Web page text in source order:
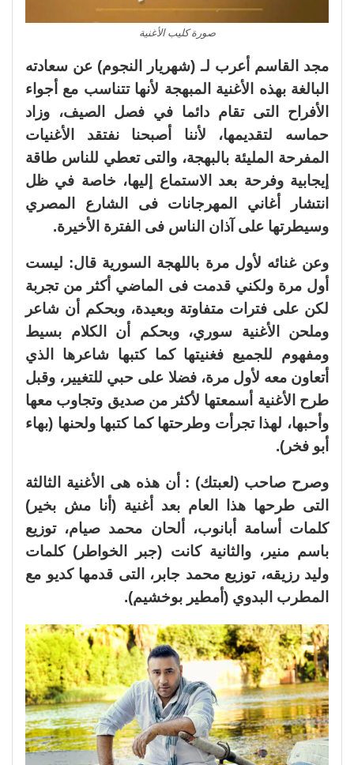
صورة كليب الأغنية
مجد القاسم أعرب لـ (شهريار النجوم) عن سعادته
البالغة بهذه الأغنية المبهجة لأنها تتناسب مع أجواء
الأفراح التى تقام دائما في فصل الصيف، وزاد
حماسه لتقديمها، لأننا أصبحنا نفتقد الأغنيات
المفرحة المليئة بالبهجة، والتى تعطي للناس طاقة
إيجابية وفرحة بعد الاستماع إليها، خاصة في ظل
انتشار أغاني المهرجانات فى الشارع المصري
وسيطرتها على آذان الناس فى الفترة الأخيرة.
وعن غنائه لأول مرة باللهجة السورية قال: ليست
أول مرة ولكني قدمت فى الماضي أكثر من تجربة
لكن على فترات متفاوتة وبعيدة، وبحكم أن شاعر
وملحن الأغنية سوري، وبحكم أن الكلام بسيط
ومفهوم للجميع فغنيتها كما كتبها شاعرها الذي
أتعاون معه لأول مرة، فضلا على حبي للتغيير، وقبل
طرح الأغنية أسمعتها لأكثر من صديق وتجاوب معها
وأحبها، لهذا تجرأت وطرحتها كما كتبها ولحنها (بهاء
أبو فخر).
وصرح صاحب (لعبتك) : أن هذه هى الأغنية الثالثة
التى طرحها هذا العام بعد أغنية (أنا مش بخير)
كلمات أسامة أبانوب، ألحان محمد صيام، توزيع
باسم منير، والثانية كانت (جبر الخواطر) كلمات
وليد رزيقه، توزيع محمد جابر، التى قدمها كديو مع
المطرب البدوي (أمطير بوخشيم).